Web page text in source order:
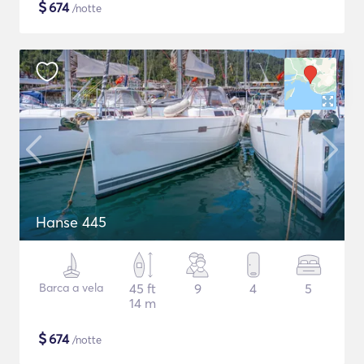
$674/notte
Hanse 445
Barca a vela
45 ft
14 m
9 4 5
$674/notte